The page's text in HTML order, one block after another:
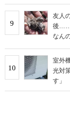
9
友人
後……
なん
10
室外
光対
す」